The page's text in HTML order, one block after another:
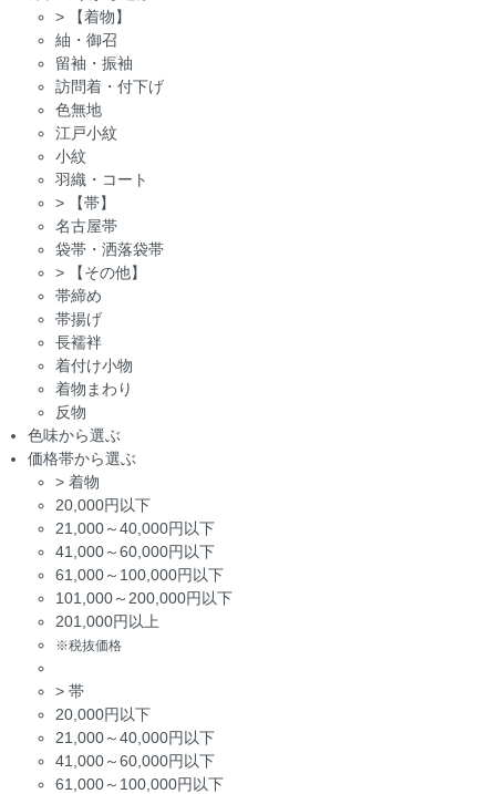
>
【着物】
紬・御召
留袖・振袖
訪問着・付下げ
色無地
江戸小紋
小紋
羽織・コート
>
【帯】
名古屋帯
袋帯・洒落袋帯
>
【その他】
帯締め
帯揚げ
長襦袢
着付け小物
着物まわり
反物
色味から選ぶ
価格帯から選ぶ
> 着物
20,000円以下
21,000～40,000円以下
41,000～60,000円以下
61,000～100,000円以下
101,000～200,000円以下
201,000円以上
※税抜価格
> 帯
20,000円以下
21,000～40,000円以下
41,000～60,000円以下
61,000～100,000円以下